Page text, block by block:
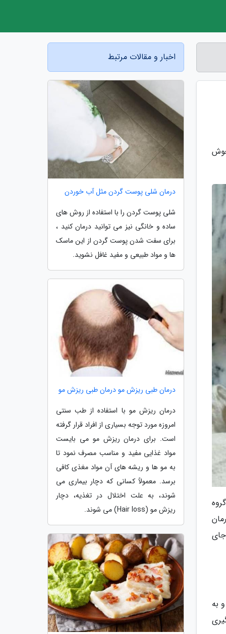
به
اخبار و مقالات مرتبط
درمان شلی پوست گردن مثل آب خوردن
شلی پوست گردن را با استفاده از روش های
ساده و خانگی نیز می توانید درمان کنید ،
برای سفت شدن پوست گردن از این ماسک
ها و مواد طبیعی و مفید غافل نشوید.
درمان طبی ریزش مو درمان طبی ریزش مو
درمان ریزش مو با استفاده از طب سنتی
امروزه مورد توجه بسیاری از افراد قرار گرفته
است. برای درمان ریزش مو می بایست
مواد غذایی مفید و مناسب مصرف نمود تا
به مو ها و ریشه های آن مواد مغذی کافی
برسد. معمولاً کسانی که دچار بیماری می
شوند، به علت اختلال در تغذیه، دچار
ریزش مو (Hair loss) می شوند.